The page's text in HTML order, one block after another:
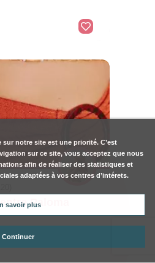
Paloma
sur notre site est une priorité. C’est
sur ce site, vous acceptez que nous
afin de réaliser des statistiques et
adaptées à vos centres d’intérets.
savoir plus
Continuer